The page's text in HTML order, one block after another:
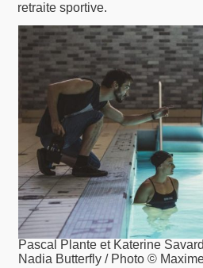
retraite sportive.
Pascal Plante et Katerine
Nadia Butterfly / Photo ©